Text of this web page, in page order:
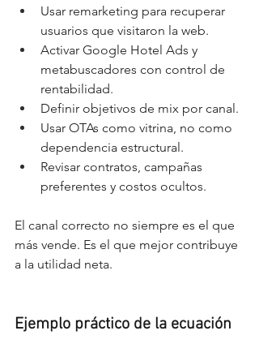
Usar remarketing para recuperar
usuarios que visitaron la web.
Activar Google Hotel Ads y
metabuscadores con control de
rentabilidad.
Definir objetivos de mix por canal.
Usar OTAs como vitrina, no como
dependencia estructural.
Revisar contratos, campañas
preferentes y costos ocultos.
El canal correcto no siempre es el que
más vende. Es el que mejor contribuye
a la utilidad neta.
Ejemplo práctico de la ecuación